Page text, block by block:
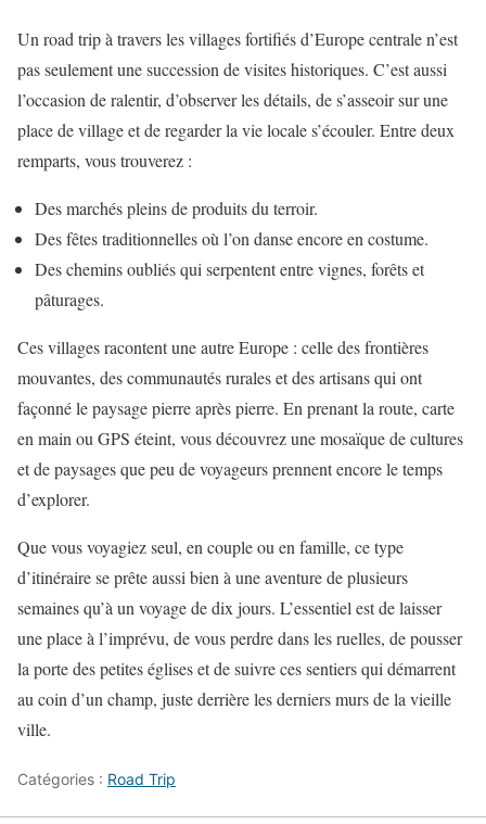
Un road trip à travers les villages fortifiés d’Europe centrale n’est
pas seulement une succession de visites historiques. C’est aussi
l’occasion de ralentir, d’observer les détails, de s’asseoir sur une
place de village et de regarder la vie locale s’écouler. Entre deux
remparts, vous trouverez :
Des marchés pleins de produits du terroir.
Des fêtes traditionnelles où l’on danse encore en costume.
Des chemins oubliés qui serpentent entre vignes, forêts et
pâturages.
Ces villages racontent une autre Europe : celle des frontières
mouvantes, des communautés rurales et des artisans qui ont
façonné le paysage pierre après pierre. En prenant la route, carte
en main ou GPS éteint, vous découvrez une mosaïque de cultures
et de paysages que peu de voyageurs prennent encore le temps
d’explorer.
Que vous voyagiez seul, en couple ou en famille, ce type
d’itinéraire se prête aussi bien à une aventure de plusieurs
semaines qu’à un voyage de dix jours. L’essentiel est de laisser
une place à l’imprévu, de vous perdre dans les ruelles, de pousser
la porte des petites églises et de suivre ces sentiers qui démarrent
au coin d’un champ, juste derrière les derniers murs de la vieille
ville.
Catégories : Road Trip